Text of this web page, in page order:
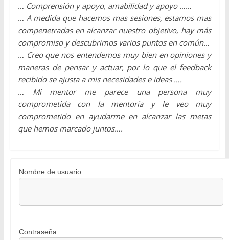
… Comprensión y apoyo, amabilidad y apoyo ……
… A medida que hacemos mas sesiones, estamos mas
compenetradas en alcanzar nuestro objetivo, hay más
compromiso y descubrimos varios puntos en común…
… Creo que nos entendemos muy bien en opiniones y
maneras de pensar y actuar, por lo que el feedback
recibido se ajusta a mis necesidades e ideas ….
… Mi mentor me parece una persona muy
comprometida con la mentoría y le veo muy
comprometido en ayudarme en alcanzar las metas
que hemos marcado juntos….
Nombre de usuario
Contraseña